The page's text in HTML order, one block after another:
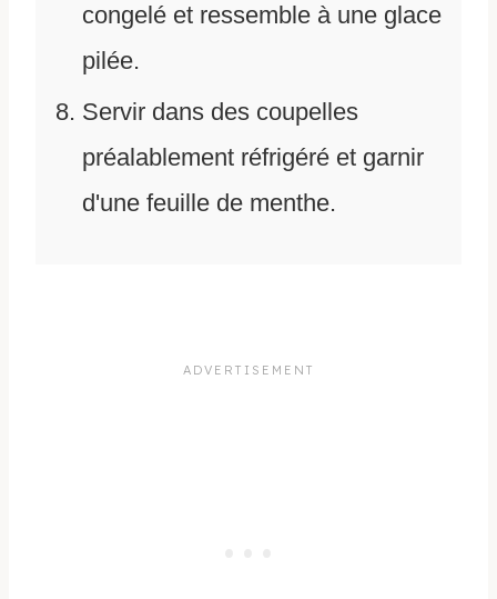
congelé et ressemble à une glace
pilée.
Servir dans des coupelles
préalablement réfrigéré et garnir
d'une feuille de menthe.